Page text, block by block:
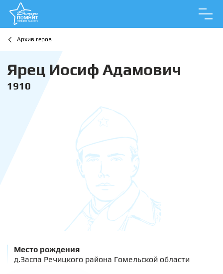
Архив геров
Ярец Иосиф Адамович
1910
Место рождения
д.Заспа Речицкого района Гомельской области